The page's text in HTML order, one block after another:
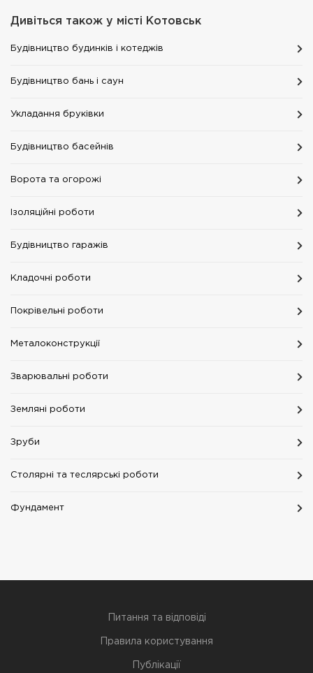
Дивіться також у місті Котовськ
Будівництво будинків і котеджів
Будівництво бань і саун
Укладання бруківки
Будівництво басейнів
Ворота та огорожі
Ізоляційні роботи
Будівництво гаражів
Кладочні роботи
Покрівельні роботи
Металоконструкції
Зварювальні роботи
Земляні роботи
Зруби
Столярні та теслярські роботи
Фундамент
Питання та відповіді
Правила користування
Публікації